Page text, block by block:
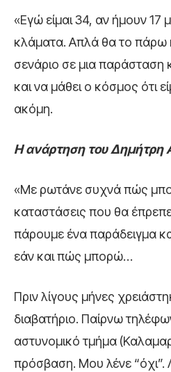
«Εγώ είμαι 34, αν ήμουν 17
κλάματα. Απλά θα το πάρω
σενάριο σε μια παράσταση
και να μάθει ο κόσμος ότι
ακόμη.
Η ανάρτηση του Δημήτρη
«Με ρωτάνε συχνά πώς
καταστάσεις που θα
πάρουμε ένα παράδειγμα
εάν και πώς μπορώ…
Πριν λίγους μήνες
διαβατήριο. Παίρνω
αστυνομικό τμήμα
πρόσβαση. Μου λένε